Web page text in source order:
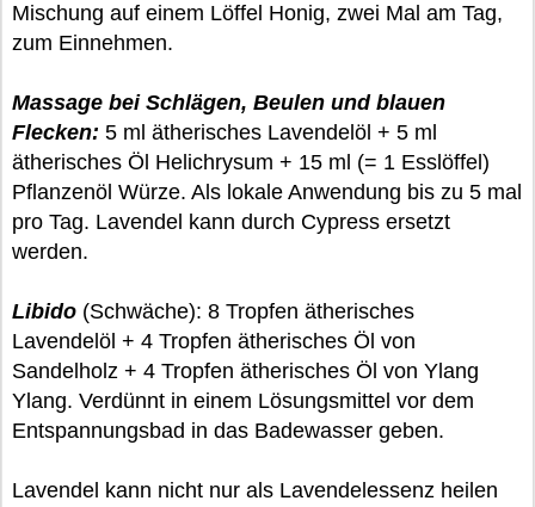
Mischung auf einem Löffel Honig, zwei Mal am Tag,
zum Einnehmen.
Massage bei Schlägen, Beulen und blauen
Flecken: 5 ml ätherisches Lavendelöl + 5 ml
ätherisches Öl Helichrysum + 15 ml (= 1 Esslöffel)
Pflanzenöl Würze. Als lokale Anwendung bis zu 5 mal
pro Tag. Lavendel kann durch Cypress ersetzt
werden.
Libido (Schwäche): 8 Tropfen ätherisches
Lavendelöl + 4 Tropfen ätherisches Öl von
Sandelholz + 4 Tropfen ätherisches Öl von Ylang
Ylang. Verdünnt in einem Lösungsmittel vor dem
Entspannungsbad in das Badewasser geben.
Lavendel kann nicht nur als Lavendelessenz heilen